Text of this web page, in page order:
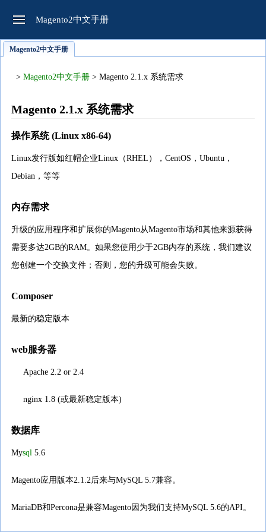
Magento2中文手册
Magento2中文手册
> Magento2中文手册 > Magento 2.1.x 系统需求
Magento 2.1.x 系统需求
操作系统 (Linux x86-64)
Linux发行版如红帽企业Linux（RHEL），CentOS，Ubuntu，
Debian，等等
内存需求
升级的应用程序和扩展你的Magento从Magento市场和其他来源获得
需要多达2GB的RAM。如果您使用少于2GB内存的系统，我们建议
您创建一个交换文件；否则，您的升级可能会失败。
Composer
最新的稳定版本
web服务器
Apache 2.2 or 2.4
nginx 1.8 (或最新稳定版本)
数据库
Mysql 5.6
Magento应用版本2.1.2后来与MySQL 5.7兼容。
MariaDB和Percona是兼容Magento因为我们支持MySQL 5.6的API。